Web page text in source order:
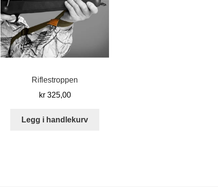
Riflestroppen
kr325,00
Legg i handlekurv